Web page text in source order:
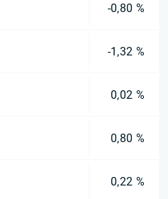
-0,80 %
-1,32 %
0,02 %
0,80 %
0,22 %